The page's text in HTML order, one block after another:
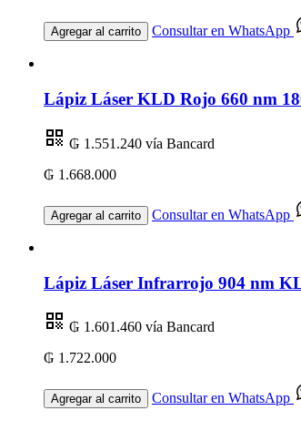
Agregar al carrito Consultar en WhatsApp
Lápiz Láser KLD Rojo 660 nm
₲ 1.551.240 vía Bancard
₲ 1.668.000
Agregar al carrito Consultar en WhatsApp
Lápiz Láser Infrarrojo 904 nm
₲ 1.601.460 vía Bancard
₲ 1.722.000
Agregar al carrito Consultar en WhatsApp